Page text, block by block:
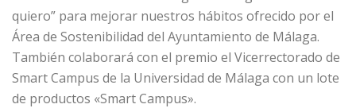
quiero” para mejorar nuestros hábitos ofrecido por el
Área de Sostenibilidad del Ayuntamiento de Málaga.
También colaborará con el premio el Vicerrectorado de
Smart Campus de la Universidad de Málaga con un lote
de productos «Smart Campus».